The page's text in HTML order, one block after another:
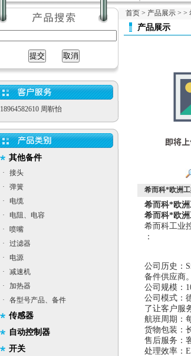
18964582610 周靳怡
其他备件
·
接头
·
弹簧
·
电缆
·
电阻、电容
·
喷嘴
·
过滤器
·
电源
·
减速机
·
加热器
·
各型号产品、备件
传感器
自动控制器
开关
首页 > 产品展示 > >
产品展示
希而科*欧洲
希而科*欧洲
希而科*欧洲
希而科工业
：
公司历史：
备件供应商。
公司规模：
公司模式：
了让客户服
航班周期：
货物包装：
售后服务：
处理效率：